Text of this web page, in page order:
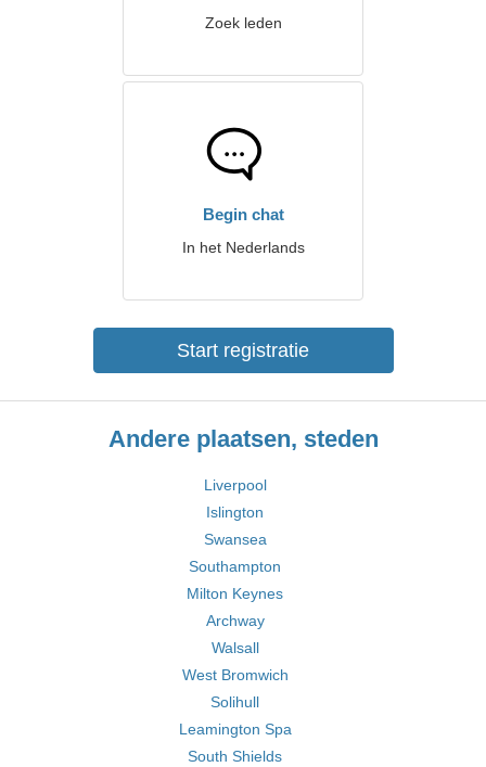
Zoek leden
Begin chat
In het Nederlands
Start registratie
Andere plaatsen, steden
Liverpool
Islington
Swansea
Southampton
Milton Keynes
Archway
Walsall
West Bromwich
Solihull
Leamington Spa
South Shields